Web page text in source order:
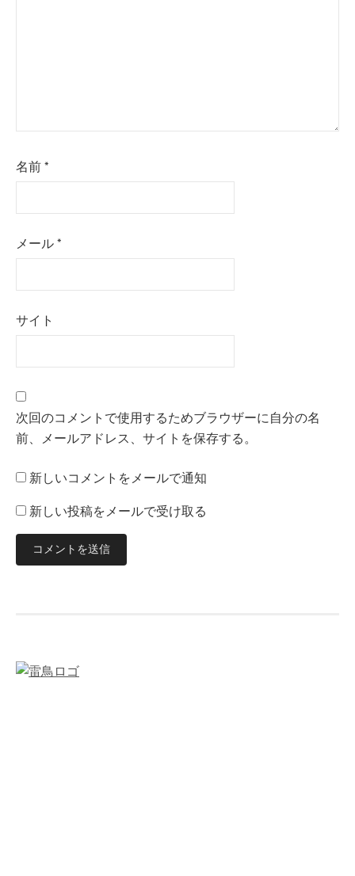
名前 *
メール *
サイト
次回のコメントで使用するためブラウザーに自分の名
前、メールアドレス、サイトを保存する。
新しいコメントをメールで通知
新しい投稿をメールで受け取る